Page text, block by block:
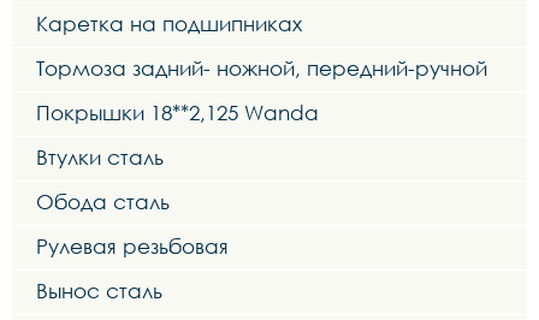
Каретка на подшипниках
Тормоза задний- ножной, передний-ручной
Покрышки 18**2,125 Wanda
Втулки сталь
Обода сталь
Рулевая резьбовая
Вынос сталь